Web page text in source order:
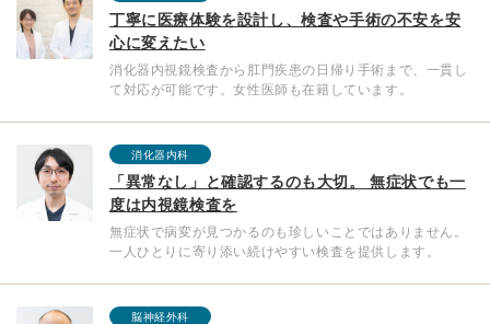
丁寧に医療体験を設計し、検査や手術の不安を安
心に変えたい
消化器内視鏡検査から肛門疾患の日帰り手術まで、一貫し
て対応が可能です。女性医師も在籍しています。
消化器内科
「異常なし」と確認するのも大切。 無症状でも一
度は内視鏡検査を
無症状で病変が見つかるのも珍しいことではありません。
一人ひとりに寄り添い続けやすい検査を提供します。
脳神経外科